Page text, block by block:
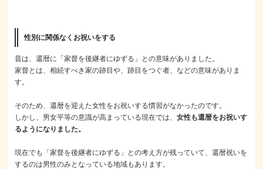
性別に関係なくお祝いをする
昔は、還暦に「家督を後継者にゆずる」との意味がありました。
家督とは、相続すべき家の跡目や、跡目をつぐ者、などの意味がありま
す。
そのため、還暦を迎えた女性をお祝いする慣習がなかったのです。
しかし、男女平等の意識が高まっている現在では、女性も還暦をお祝いす
るようになりました。
現在でも「家督を後継者にゆずる」との考え方が残っていて、還暦祝いを
するのは男性のみとなっている地域もあります。